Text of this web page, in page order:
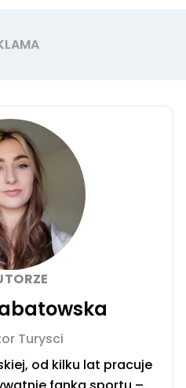
Turysci
od kilku lat pracuje